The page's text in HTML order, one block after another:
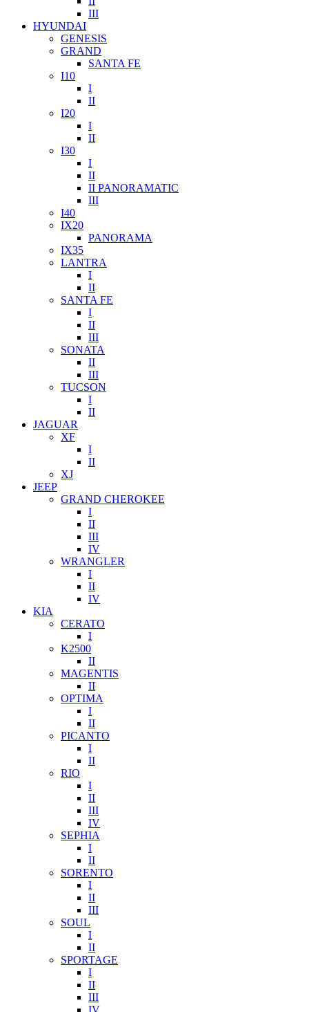
III
HYUNDAI
GENESIS
GRAND
SANTA FE
I10
I
II
I20
I
II
I30
I
II
II PANORAMATIC
III
I40
IX20
PANORAMA
IX35
LANTRA
I
II
SANTA FE
I
II
III
SONATA
II
III
TUCSON
I
II
JAGUAR
XF
I
II
XJ
JEEP
GRAND CHEROKEE
I
II
III
IV
WRANGLER
I
II
IV
KIA
CERATO
I
K2500
II
MAGENTIS
II
OPTIMA
I
II
PICANTO
I
II
RIO
I
II
III
IV
SEPHIA
I
II
SORENTO
I
II
III
SOUL
I
II
SPORTAGE
I
II
III
IV